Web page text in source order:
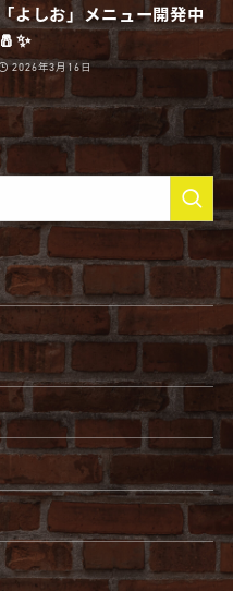
「よしお」メニュー開発中
🧂✨
2026年3月16日